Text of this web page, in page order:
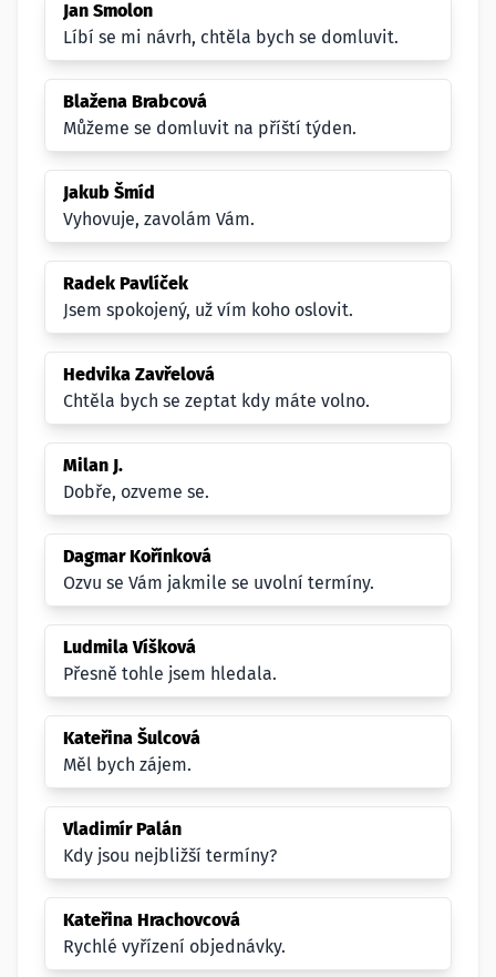
Jan Smolon
Líbí se mi návrh, chtěla bych se domluvit.
Blažena Brabcová
Můžeme se domluvit na příští týden.
Jakub Šmíd
Vyhovuje, zavolám Vám.
Radek Pavlíček
Jsem spokojený, už vím koho oslovit.
Hedvika Zavřelová
Chtěla bych se zeptat kdy máte volno.
Milan J.
Dobře, ozveme se.
Dagmar Kořínková
Ozvu se Vám jakmile se uvolní termíny.
Ludmila Víšková
Přesně tohle jsem hledala.
Kateřina Šulcová
Měl bych zájem.
Vladimír Palán
Kdy jsou nejbližší termíny?
Kateřina Hrachovcová
Rychlé vyřízení objednávky.